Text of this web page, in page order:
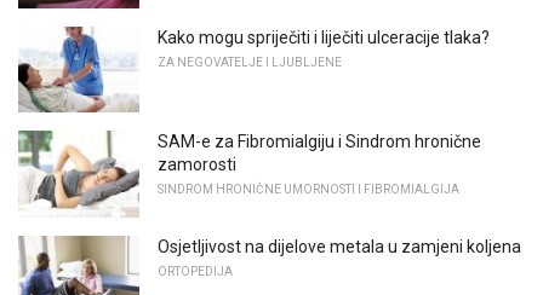
Kako mogu spriječiti i liječiti ulceracije tlaka?
ZA NEGOVATELJE I LJUBLJENE
SAM-e za Fibromialgiju i Sindrom hronične
zamorosti
SINDROM HRONIČNE UMORNOSTI I FIBROMIALGIJA
Osjetljivost na dijelove metala u zamjeni koljena
ORTOPEDIJA